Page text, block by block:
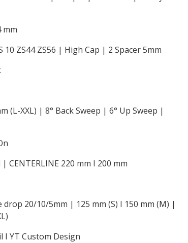
mm
10 ZS44 ZS56 | High Cap | 2 Spacer 5mm
(L-XXL) | 8° Back Sweep | 6° Up Sweep |
CENTERLINE 220 mm I 200 mm
20/10/5mm | 125 mm (S) I 150 mm (M) |
I YT Custom Design